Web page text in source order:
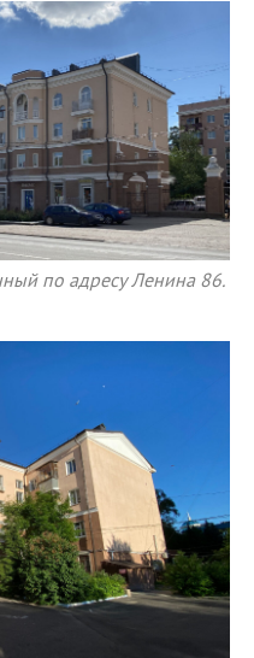
по адресу Ленина 86.